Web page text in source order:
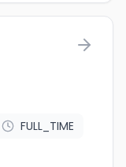
FULL_TIME